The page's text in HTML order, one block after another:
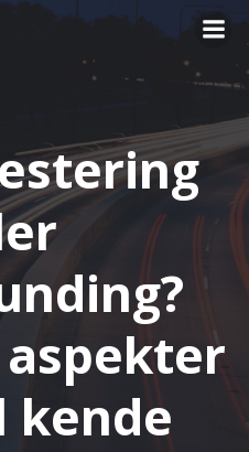
Videre
kende